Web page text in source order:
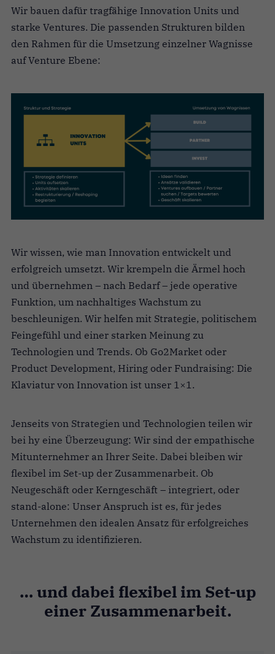
Wir bauen dafür tragfähige Innovation Units und
starke Ventures. Die passenden Strukturen bilden
den Rahmen für die Umsetzung einzelner Wagnisse
auf Venture Ebene:
Wir wissen, wie man Innovation entwickelt und
erfolgreich umsetzt. Wir krempeln die Ärmel hoch
und übernehmen – nach Bedarf – jede operative
Funktion, um nachhaltiges Wachstum zu
beschleunigen. Wir helfen mit Strategie, politischem
Feingefühl und einer starken Meinung zu
Technologien und Trends. Ob Go2Market oder
Product Development, Hiring oder Fundraising: Die
Klaviatur von Innovation ist unser 1×1.
Jenseits von Strategien und Technologien teilen wir
bei hy eine Überzeugung: Wir sind der empathische
Mitunternehmer an Ihrer Seite. Dabei bleiben wir
flexibel im Set-up der Zusammenarbeit. Ob
Neugeschäft oder Kerngeschäft – integriert, oder
stand-alone: Unser Anspruch ist es, für jedes
Unternehmen den idealen Ansatz für erfolgreiches
Wachstum zu identifizieren.
… und dabei flexibel im Set-up
einer Zusammenarbeit.